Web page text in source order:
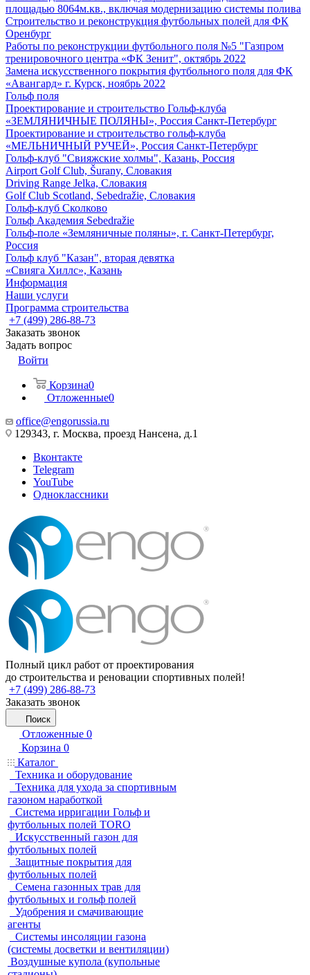
площадью 8064м.кв., включая модернизацию системы полива
Строительство и реконструкция футбольных полей для ФК
Оренбург
Работы по реконструкции футбольного поля №5 "Газпром
тренировочного центра «ФК Зенит", октябрь 2022
Замена искусственного покрытия футбольного поля для ФК
«Авангард» г. Курск, ноябрь 2022
Гольф поля
Проектирование и строительство Гольф-клуба
«ЗЕМЛЯНИЧНЫЕ ПОЛЯНЫ», Россия Санкт-Петербург
Проектирование и строительство гольф-клуба
«МЕЛЬНИЧНЫЙ РУЧЕЙ», Россия Санкт-Петербург
Гольф-клуб "Свияжские холмы", Казань, Россия
Airport Golf Club, Šurany, Словакия
Driving Range Jelka, Словакия
Golf Club Scotland, Sebedražie, Словакия
Гольф-клуб Сколково
Гольф Академия Sebedražie
Гольф-поле «Земляничные поляны», г. Санкт-Петербург,
Россия
Гольф клуб "Казан", вторая девятка
«Свияга Хиллс», Казань
Информация
Наши услуги
Программа строительства
+7 (499) 286-88-73
Заказать звонок
Задать вопрос
Войти
Корзина0
Отложенные0
office@engorussia.ru
129343, г. Москва, проезд Нансена, д.1
Вконтакте
Telegram
YouTube
Одноклассники
Полный цикл работ от проектирования
до строительства и реновации спортивных полей!
+7 (499) 286-88-73
Заказать звонок
Поиск
Отложенные 0
Корзина 0
Каталог
Техника и оборудование
Техника для ухода за спортивным
газоном наработкой
Система ирригации Гольф и
футбольных полей TORO
Искусственный газон для
футбольных полей
Защитные покрытия для
футбольных полей
Семена газонных трав для
футбольных и гольф полей
Удобрения и смачивающие
агенты
Системы инсоляции газона
(системы досветки и вентиляции)
Воздушные купола (купольные